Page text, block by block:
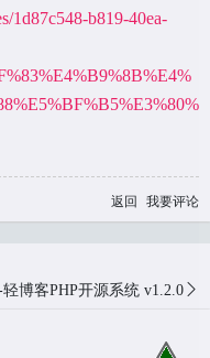
1d87c548-b819-40ea-
返回 我要评论
博客PHP开源系统 v1.2.0